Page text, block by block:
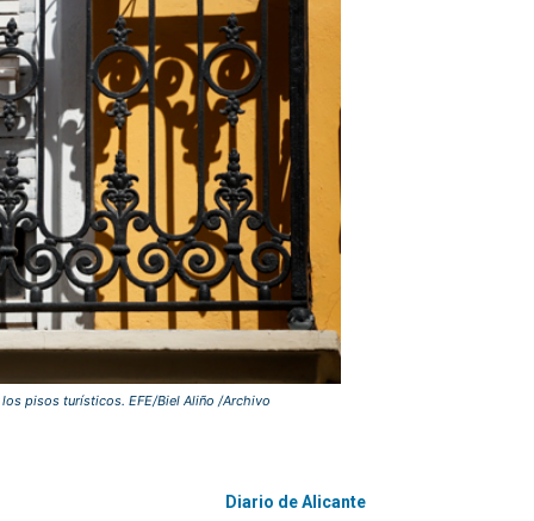
pisos turísticos. EFE/Biel Aliño /Archivo
Diario de Alicante